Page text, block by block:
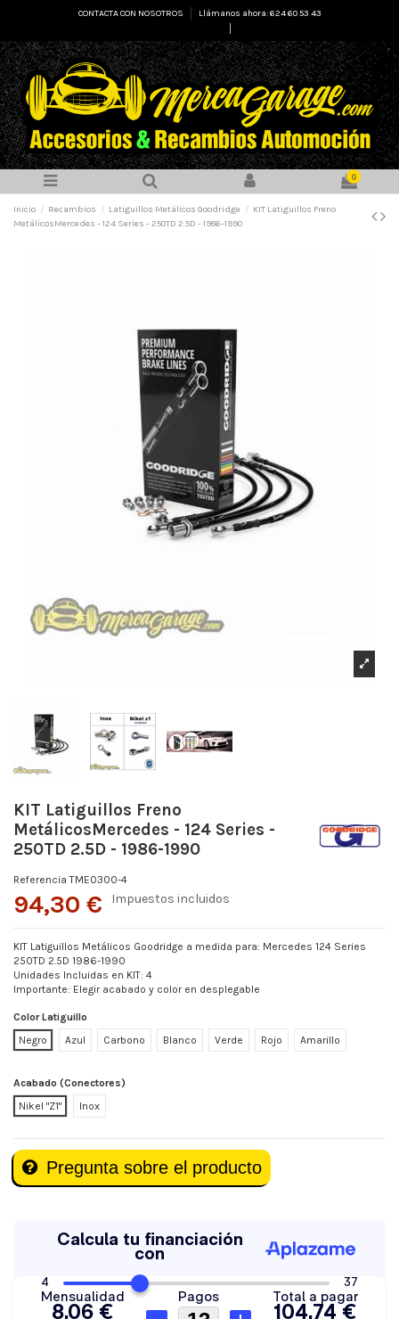
CONTACTA CON NOSOTROS
Llámanos ahora: 624 60 53 43
0
Inicio Recambios Latiguillos Metálicos Goodridge
KIT Latiguillos Freno
MetálicosMercedes - 124 Series - 250TD 2.5D - 1986-1990
KIT Latiguillos Freno
MetálicosMercedes - 124 Series -
250TD 2.5D - 1986-1990
Referencia TME0300-4
94,30 € Impuestos incluidos
KIT Latiguillos Metálicos Goodridge a medida para: Mercedes 124 Series
250TD 2.5D 1986-1990
Unidades Incluidas en KIT: 4
Importante: Elegir acabado y color en desplegable
Color Latiguillo
Negro
Azul Carbono Blanco Verde Rojo Amarillo
Acabado (Conectores)
Nikel "Z1"
Inox
Pregunta sobre el producto